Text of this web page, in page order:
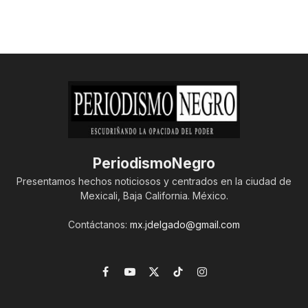
PeriodismoNegro
Presentamos hechos noticiosos y centrados en la ciudad de
Mexicali, Baja California. México.
Contáctanos: mx.jdelgado@gmail.com
Facebook
YouTube
X
TikTokInstagram